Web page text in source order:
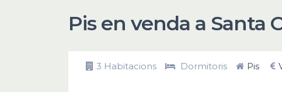
Pis en venda a Santa
3 Habitacions Dormitoris Pis